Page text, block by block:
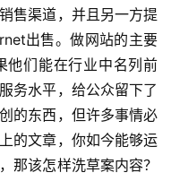
售渠道，并且另一方提
出售。做网站的主要
他们能在行业中名列前
务水平，给公众留下了
的东西，但许多事情必
的文章，你如今能够运
那该怎样洗草案内容？